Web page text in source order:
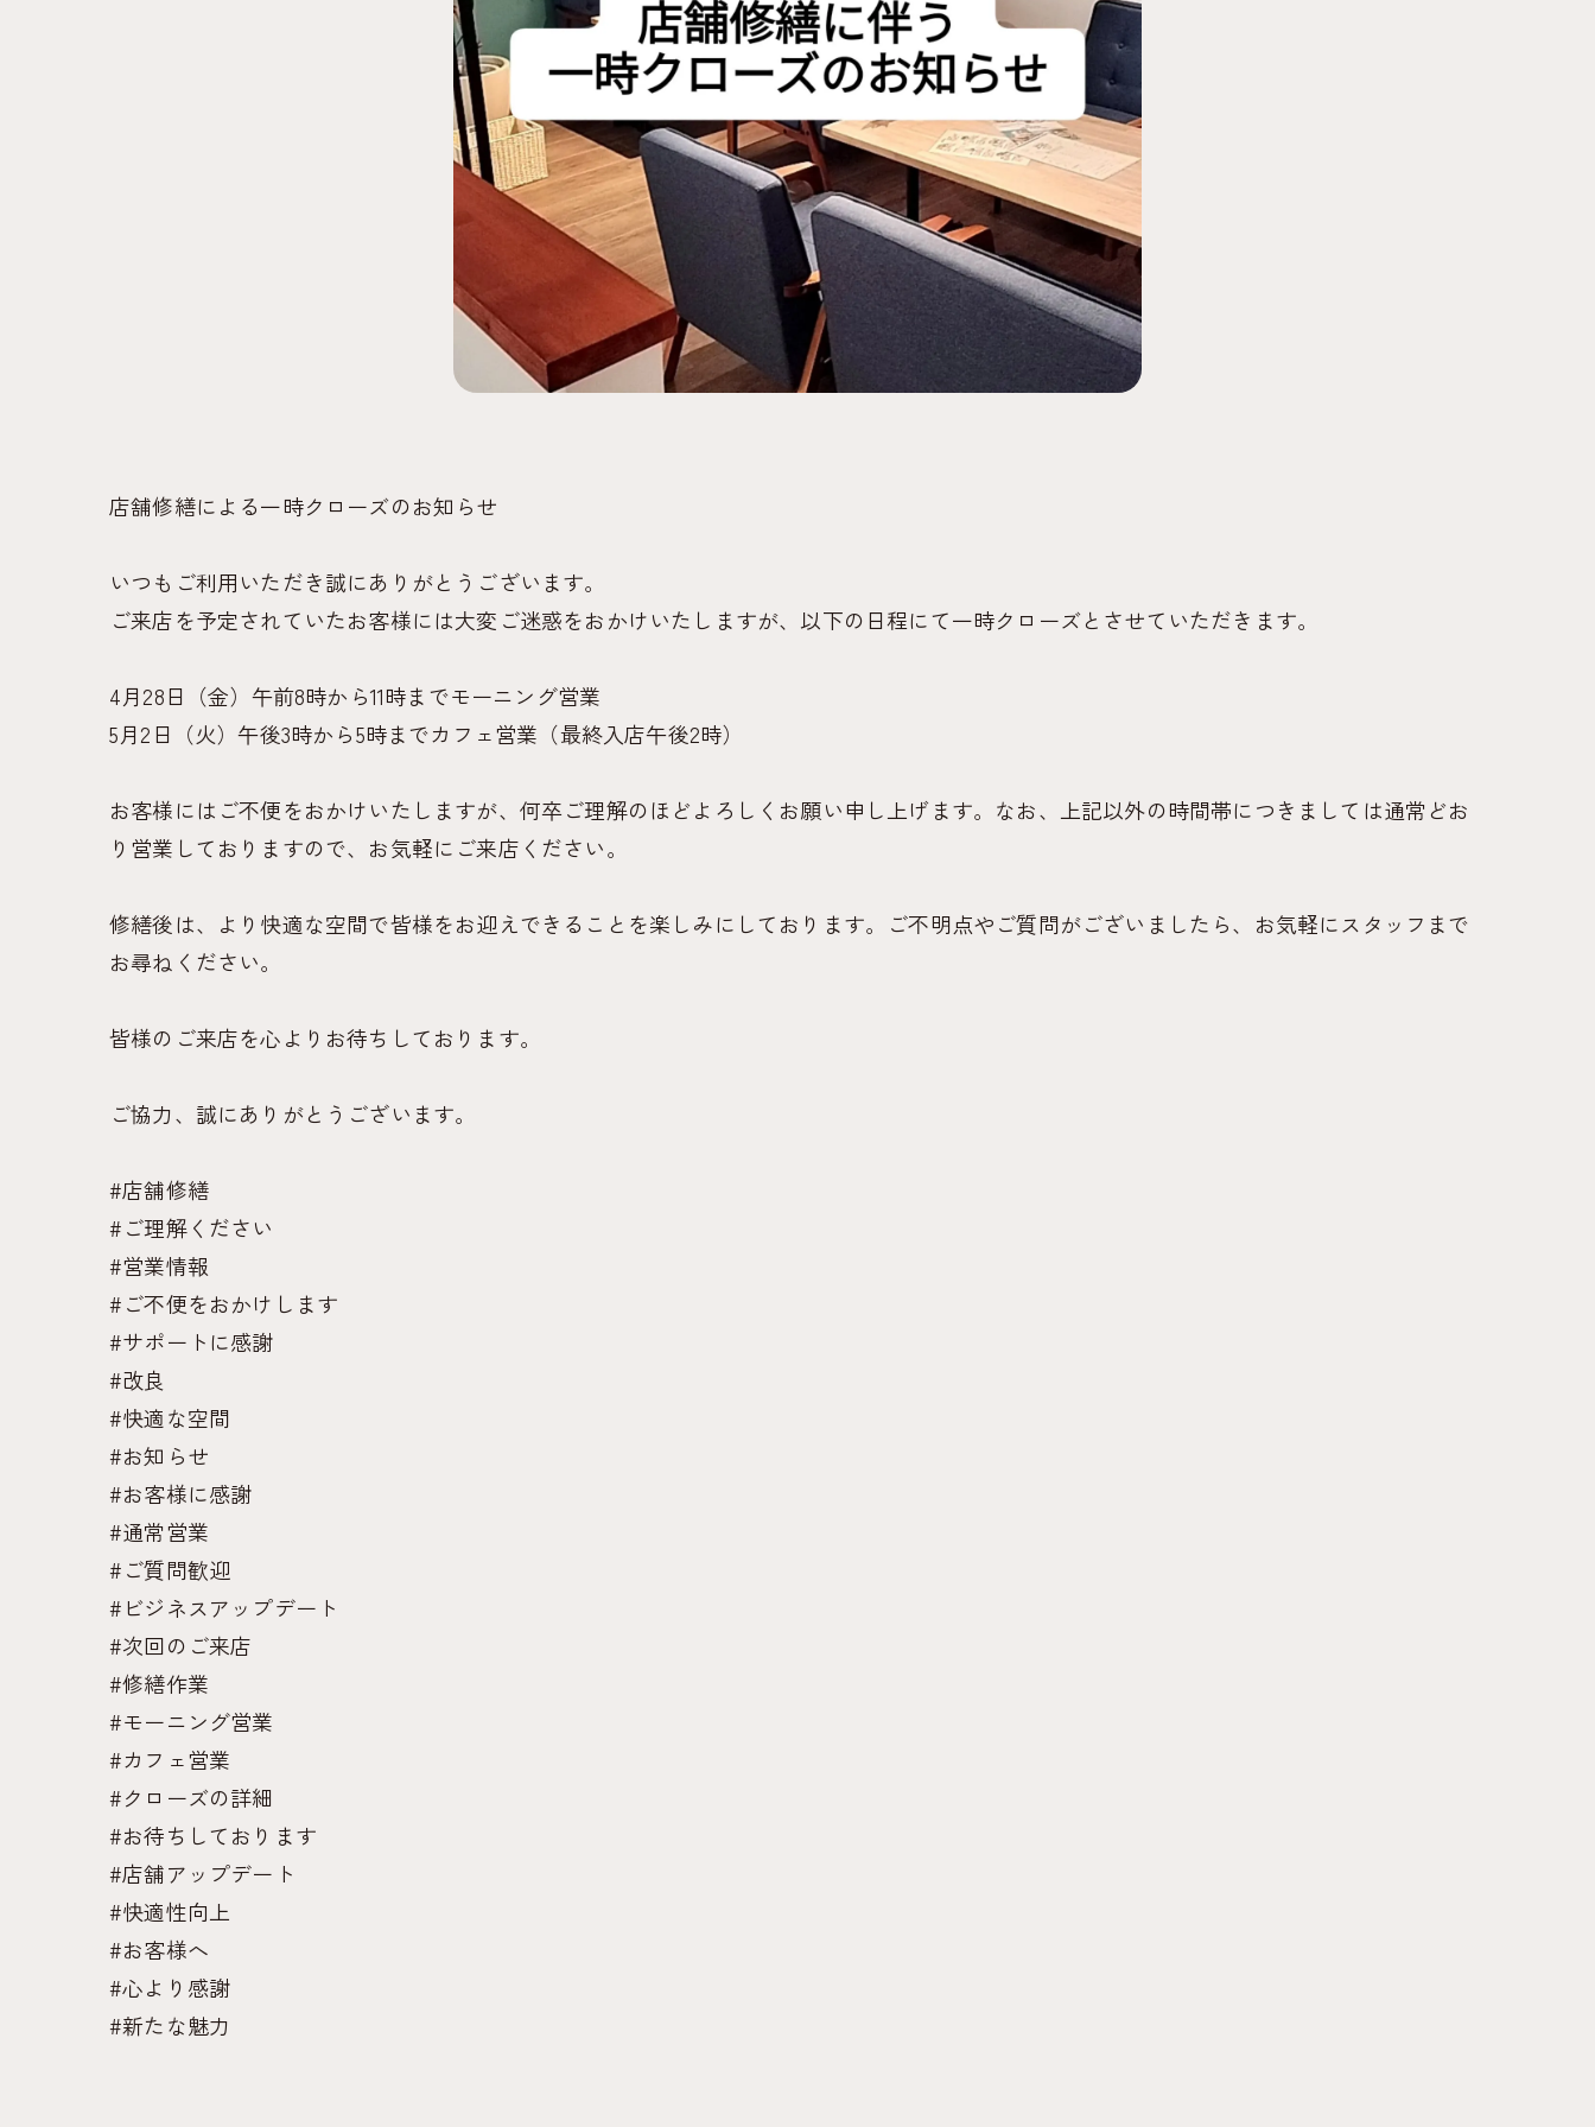
店舗修繕による一時クローズのお知らせ
いつもご利用いただき誠にありがとうございます。
ご来店を予定されていたお客様には大変ご迷惑をおかけいたしますが、以下の日程にて一時クローズとさせていただきます。
4月28日（金）午前8時から11時までモーニング営業
5月2日（火）午後3時から5時までカフェ営業（最終入店午後2時）
お客様にはご不便をおかけいたしますが、何卒ご理解のほどよろしくお願い申し上げます。なお、上記以外の時間帯につきましては通常どお
り営業しておりますので、お気軽にご来店ください。
修繕後は、より快適な空間で皆様をお迎えできることを楽しみにしております。ご不明点やご質問がございましたら、お気軽にスタッフまで
お尋ねください。
皆様のご来店を心よりお待ちしております。
ご協力、誠にありがとうございます。
#店舗修繕
#ご理解ください
#営業情報
#ご不便をおかけします
#サポートに感謝
#改良
#快適な空間
#お知らせ
#お客様に感謝
#通常営業
#ご質問歓迎
#ビジネスアップデート
#次回のご来店
#修繕作業
#モーニング営業
#カフェ営業
#クローズの詳細
#お待ちしております
#店舗アップデート
#快適性向上
#お客様へ
#心より感謝
#新たな魅力